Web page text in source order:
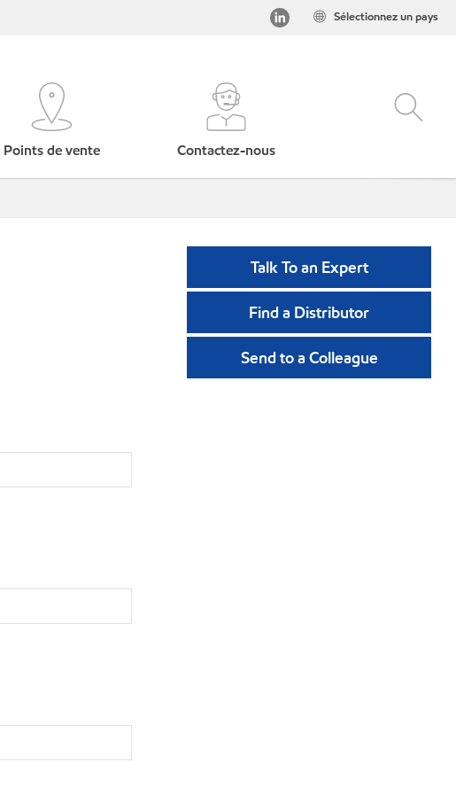
Sélectionnez un pays
Points de vente Contactez-nous
Talk To an Expert
Find a Distributor
Send to a Colleague